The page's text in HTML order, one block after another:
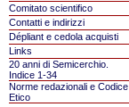
Comitato scientifico
Contatti e indirizzi
Dépliant e cedola acquisti
Links
20 anni di Semicerchio.
Indice 1-34
Norme redazionali e Codice
Etico